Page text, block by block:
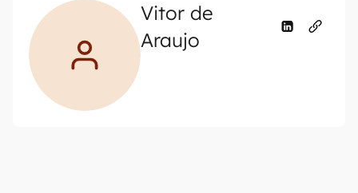
Vitor de
Araujo